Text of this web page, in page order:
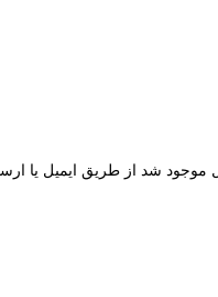
شد از طریق ایمیل یا